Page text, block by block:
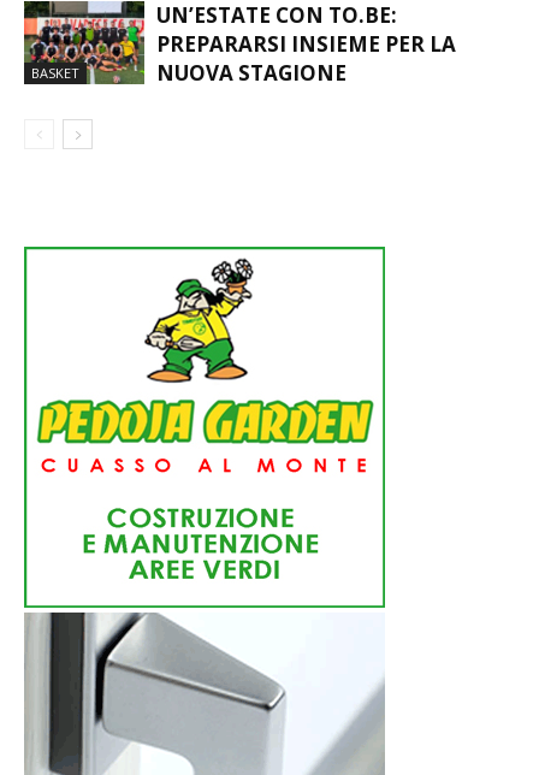
BASKET
UN’ESTATE CON TO.BE:
PREPARARSI INSIEME PER LA
NUOVA STAGIONE